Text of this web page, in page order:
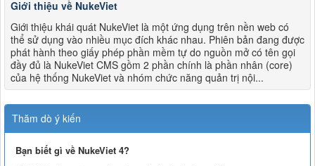
Giới thiệu về NukeViet
Giới thiệu khái quát NukeViet là một ứng dụng trên nền web có
thể sử dụng vào nhiều mục đích khác nhau. Phiên bản đang được
phát hành theo giấy phép phần mềm tự do nguồn mở có tên gọi
đầy đủ là NukeViet CMS gồm 2 phần chính là phần nhân (core)
của hệ thống NukeViet và nhóm chức năng quản trị nội...
Thăm dò ý kiến
Bạn biết gì về NukeViet 4?